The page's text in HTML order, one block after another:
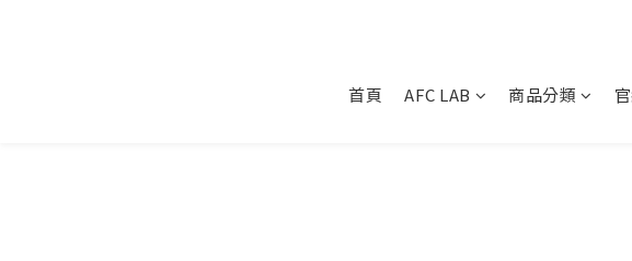
首頁 AFC LAB 商品分類